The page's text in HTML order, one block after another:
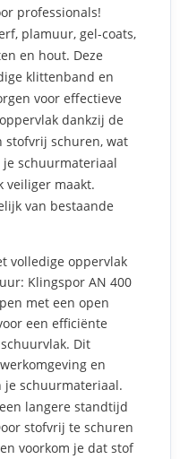
professionals!
plamuur, gel-coats,
en hout. Deze
klittenband en
voor effectieve
dankzij de
stofvrij schuren, wat
schuurmateriaal
veiliger maakt.
van bestaande
volledige oppervlak
Klingspor AN 400
met een open
een efficiënte
Dit
en
je schuurmateriaal.
langere standtijd
stofvrij te schuren
voorkom je dat stof